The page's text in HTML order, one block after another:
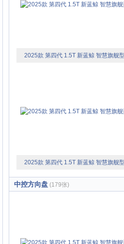
2025款 第四代 1.5T 新蓝鲸 智慧旗舰
2025款 第四代 1.5T 新蓝鲸 智慧旗舰
中控方向盘 (179张)